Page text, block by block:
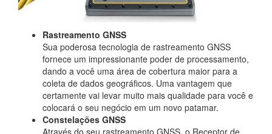
Rastreamento GNSS
Sua poderosa tecnologia de rastreamento GNSS
fornece um impressionante poder de processamento,
dando a você uma área de cobertura maior para a
coleta de dados geográficos. Uma vantagem que
certamente vai levar muito mais qualidade para você e
colocará o seu negócio em um novo patamar.
Constelações GNSS
Através do seu rastreamento GNSS, o Receptor de